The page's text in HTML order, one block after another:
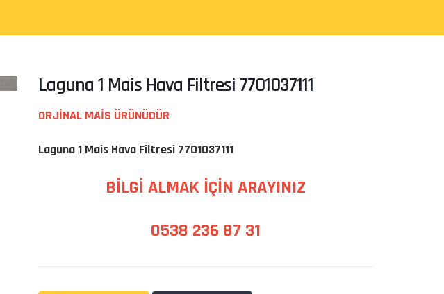
Laguna 1 Mais Hava Filtresi 7701037111
ORJİNAL MAİS ÜRÜNÜDÜR
Laguna 1 Mais Hava Filtresi 7701037111
BİLGİ ALMAK İÇİN ARAYINIZ
0538 236 87 31